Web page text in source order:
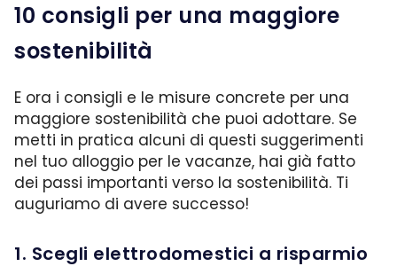
10 consigli per una maggiore
sostenibilità
E ora i consigli e le misure concrete per una
maggiore sostenibilità che puoi adottare. Se
metti in pratica alcuni di questi suggerimenti
nel tuo alloggio per le vacanze, hai già fatto
dei passi importanti verso la sostenibilità. Ti
auguriamo di avere successo!
1. Scegli elettrodomestici a risparmio